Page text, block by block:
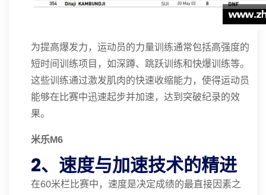
为提高爆发力，运动员的力量训练通常包括高强度的
短时间训练项目，如深蹲、跳跃训练和快爆训练等。
这些训练通过激发肌肉的快速收缩能力，使得运动员
能够在比赛中迅速起步并加速，达到突破纪录的效
果。
米乐M6
2、速度与加速技术的精进
在60米栏比赛中，速度是决定成绩的最直接因素之